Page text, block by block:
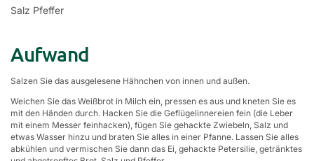
Salz Pfeffer
Aufwand
Salzen Sie das ausgelesene Hähnchen von innen und außen.
Weichen Sie das Weißbrot in Milch ein, pressen es aus und kneten Sie es
mit den Händen durch. Hacken Sie die Geflügelinnereien fein (die Leber
mit einem Messer feinhacken), fügen Sie gehackte Zwiebeln, Salz und
etwas Wasser hinzu und braten Sie alles in einer Pfanne. Lassen Sie alles
abkühlen und vermischen Sie dann das Ei, gehackte Petersilie, getränktes